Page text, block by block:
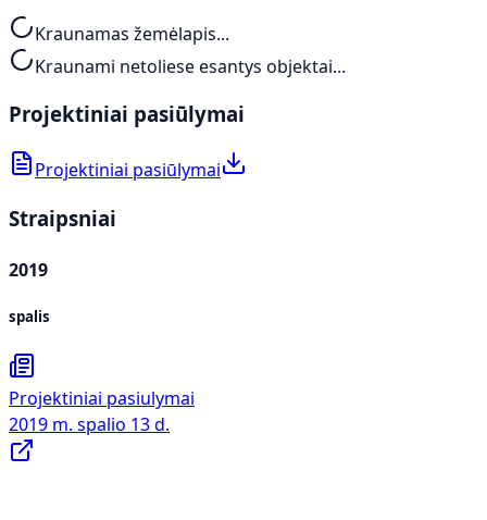
Kraunamas žemėlapis...
Kraunami netoliese esantys objektai...
Projektiniai pasiūlymai
Projektiniai pasiūlymai
Straipsniai
2019
spalis
Projektiniai pasiulymai
2019 m. spalio 13 d.